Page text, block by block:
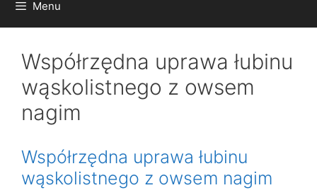
Menu
Współrzędna uprawa łubinu
wąskolistnego z owsem
nagim
Współrzędna uprawa łubinu
wąskolistnego z owsem nagim